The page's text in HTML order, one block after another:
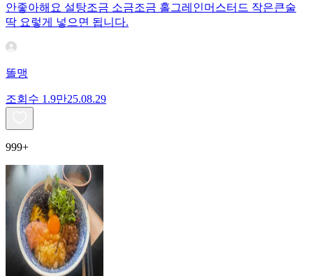
안좋아해요 설탕조금 소금조금 홀그레인머스터드 작은큰술
딱 요렇게 넣으면 됩니다.
똘맹
조회수 1.9만25.08.29
999+